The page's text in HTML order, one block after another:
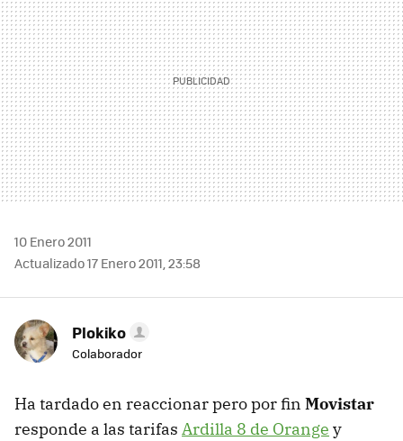
10 Enero 2011
Actualizado 17 Enero 2011, 23:58
Plokiko
Colaborador
Ha tardado en reaccionar pero por fin Movistar
responde a las tarifas Ardilla 8 de Orange y